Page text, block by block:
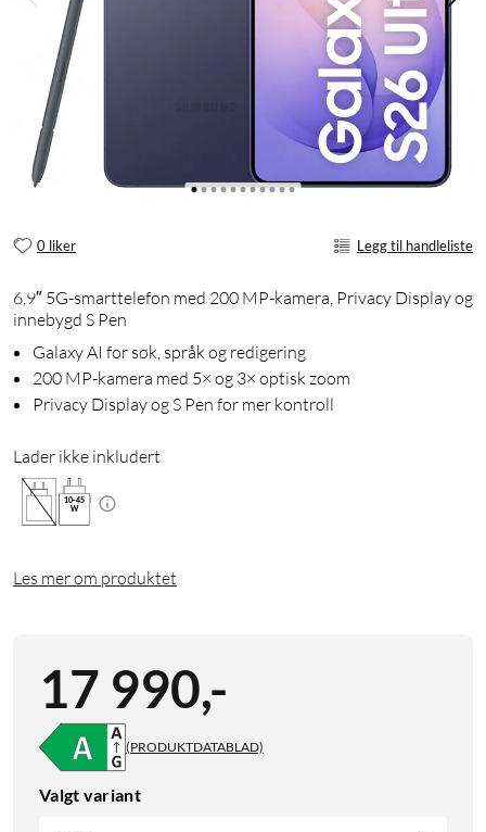
0 liker Legg til handleliste
6,9″ 5G-smarttelefon med 200 MP-kamera, Privacy Display og
innebygd S Pen
Galaxy AI for søk, språk og redigering
200 MP-kamera med 5× og 3× optisk zoom
Privacy Display og S Pen for mer kontroll
Lader ikke inkludert
10-45
W
Les mer om produktet
17 990,-
(PRODUKTDATABLAD)
Valgt variant